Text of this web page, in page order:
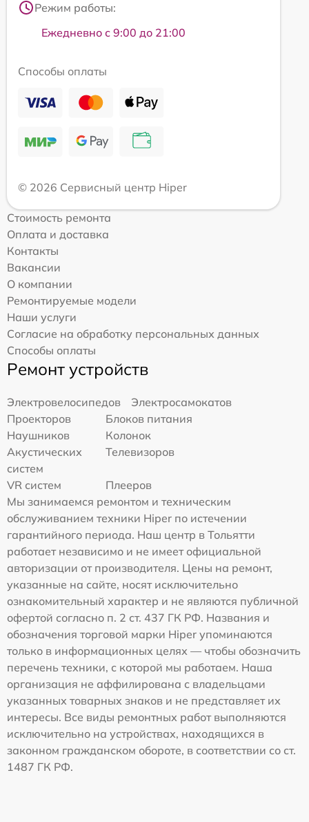
Режим работы:
Ежедневно с 9:00 до 21:00
Способы оплаты
© 2026 Сервисный центр Hiper
Стоимость ремонта
Оплата и доставка
Контакты
Вакансии
О компании
Ремонтируемые модели
Наши услуги
Согласие на обработку персональных данных
Способы оплаты
Ремонт устройств
Электровелосипедов
Электросамокатов
Проекторов
Блоков питания
Наушников
Колонок
Акустических
систем
Телевизоров
VR систем
Плееров
Мы занимаемся ремонтом и техническим
обслуживанием техники Hiper по истечении
гарантийного периода. Наш центр в Тольятти
работает независимо и не имеет официальной
авторизации от производителя. Цены на ремонт,
указанные на сайте, носят исключительно
ознакомительный характер и не являются публичной
офертой согласно п. 2 ст. 437 ГК РФ. Названия и
обозначения торговой марки Hiper упоминаются
только в информационных целях — чтобы обозначить
перечень техники, с которой мы работаем. Наша
организация не аффилирована с владельцами
указанных товарных знаков и не представляет их
интересы. Все виды ремонтных работ выполняются
исключительно на устройствах, находящихся в
законном гражданском обороте, в соответствии со ст.
1487 ГК РФ.